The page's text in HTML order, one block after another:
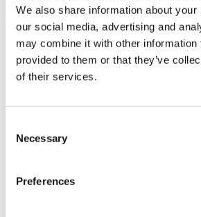
We also share information about
our social media, advertising and
may combine it with other information
provided to them or that they’ve
of their services.
Selection
Necessary
Preferences
Flymedi
TÜRSAB – Tranzacțiile pe
MIRAC SARA TOURISM, o agenție
înregistrată la TÜRSAB (Certificat
Toate tratamentele sunt efectuate de o
Cum funcționează
Flymedi Program de Recomandare
Planuri De Plată